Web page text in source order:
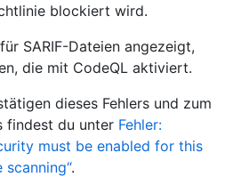
blockiert wird.
SARIF-Dateien angezeigt,
die mit CodeQL aktiviert.
dieses Fehlers und zum
findest du unter Fehler:
must be enabled for this
.